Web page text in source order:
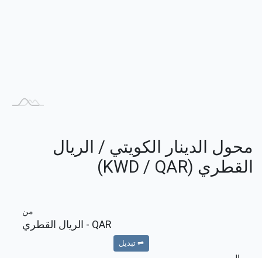
محول الدينار الكويتي / الريال
القطري (KWD / QAR)
من
QAR - الريال القطري
⇌ تبديل